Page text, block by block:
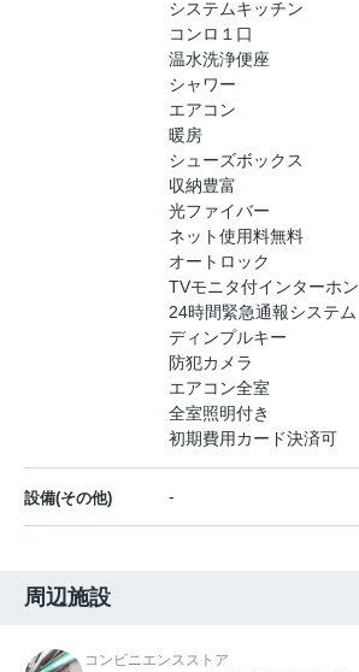
システムキッチン
コンロ１口
温水洗浄便座
シャワー
エアコン
暖房
シューズボックス
収納豊富
光ファイバー
ネット使用料無料
オートロック
TVモニタ付インターホン
24時間緊急通報システム
ディンプルキー
防犯カメラ
エアコン全室
全室照明付き
初期費用カード決済可
設備(その他) -
周辺施設
コンビニエンスストア